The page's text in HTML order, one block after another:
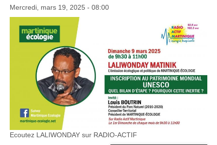
Mercredi, mars 19, 2025 - 08:00
Ecoutez LALIWONDAY sur RADIO-ACTIF